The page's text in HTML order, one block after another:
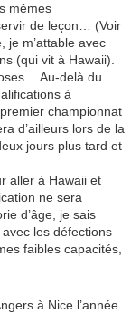
mêmes
de leçon… (Voir
je m’attable avec
(qui vit à Hawaii).
Au-delà du
à
championnat
d’ailleurs lors de la
jours plus tard et
aller à Hawaii et
ne sera
d’âge, je sais
les défections
faibles capacités,
à Nice l’année